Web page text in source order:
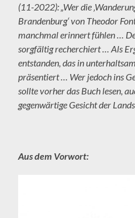
(11-2022): „Wer die
Brandenburg‘ von Theodor
manchmal erinnert fühlen …
sorgfältig recherchiert … Als
entstanden, das in
präsentiert … Wer jedoch ins
sollte vorher das Buch lesen,
gegenwärtige Gesicht der
Aus dem Vorwort: